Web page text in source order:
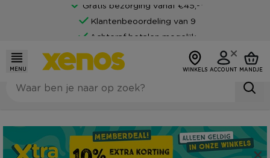
Gratis bezorging vanaf €45,-*
Klantenbeoordeling van 9
Achteraf betalen mogelijk
MENU WINKELS ACCOUNT MANDJE